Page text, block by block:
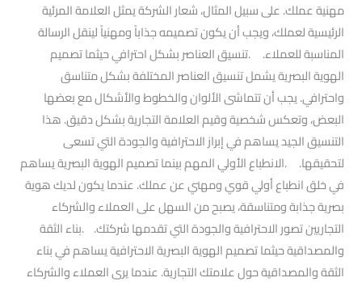
مهنية عملك. على سبيل المثال، شعار الشركة يمثل العلامة المرئية
الرئيسية لعملك، ويجب أن يكون تصميمه جذاباً ومهنياً لينقل الرسالة
المناسبة للعملاء. .تنسيق العناصر بشكل احترافي حيثما تصميم
الهوية البصرية يشمل تنسيق العناصر المختلفة بشكل متناسق
واحترافي. يجب أن تتماشى الألوان والخطوط والأشكال مع بعضها
البعض، وتعكس شخصية وقيم العلامة التجارية بشكل دقيق. هذا
التنسيق الجيد يساهم في إبراز الاحترافية والجودة التي تسعى
لتحقيقها. .الانطباع الأولي المهم بينما تصميم الهوية البصرية يساهم
في خلق انطباع أولي قوي ومهني عن عملك. عندما يكون لديك هوية
بصرية جذابة ومتناسقة، يصبح من السهل على العملاء والشركاء
التجاريين تصور الاحترافية والجودة التي تقدمها شركتك. .بناء الثقة
والمصداقية حيثما تصميم الهوية البصرية الاحترافية يساهم في بناء
الثقة والمصداقية حول علامتك التجارية. عندما يرى العملاء والشركاء